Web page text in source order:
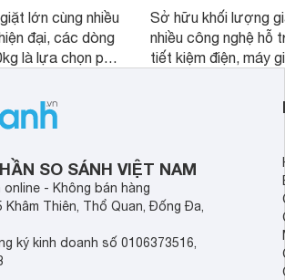
lớn cùng nhiều
đại, các dòng
là lựa chọn phù
Sở hữu khối lượng
nhiều công nghệ hỗ
tiết kiệm điện, máy
nhắc cho các gia
bán hiện đã giảm
SO SÁNH VIỆT NAM
- Không bán hàng
Khâm Thiên, Thổ Quan, Đống Đa,
ký kinh doanh số 0106373516,